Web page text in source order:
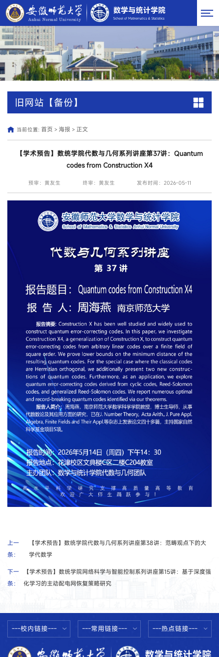
旧网站【备份】
当前位置: 首页 > 海报 > 正文
【学术预告】数统学院代数与几何系列讲座第37讲：Quantum
codes from Construction X4
预审：黄友生 终审：黄友生 发布时间：2026-05-11
上一
条：
【学术预告】数统学院代数与几何系列讲座第38讲：范畴观点下的大
学代数学
下一
条：
【学术预告】数统学院网络科学与智能控制系列讲座第15讲：基于深度强
化学习的主动配电网恢复策略研究
---校内链接--- ---常用链接--- ---热点链接---